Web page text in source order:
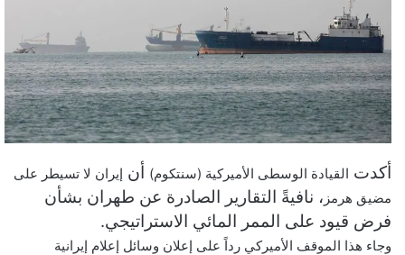
د
ا
إ
ل
ك
ت
و
ن
ي
ا
أكدت القيادة الوسطى الأميركية (سنتكوم) أن إيران لا تسيطر على
مضيق هرمز ، نافيةً التقارير الصادرة عن طهران بشأن
فرض قيود على الممر المائي الاستراتيجي.
وجاء هذا الموقف الأميركي رداً على إعلان وسائل إعلام إيرانية